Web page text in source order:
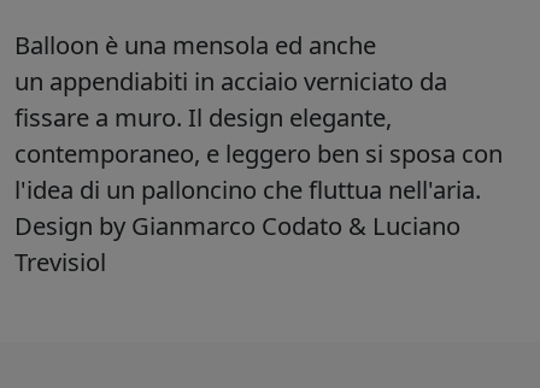
Balloon è una mensola ed anche
un appendiabiti in acciaio verniciato da
fissare a muro. Il design elegante,
contemporaneo, e leggero ben si sposa con
l'idea di un palloncino che fluttua nell'aria.
Design by Gianmarco Codato & Luciano
Trevisiol